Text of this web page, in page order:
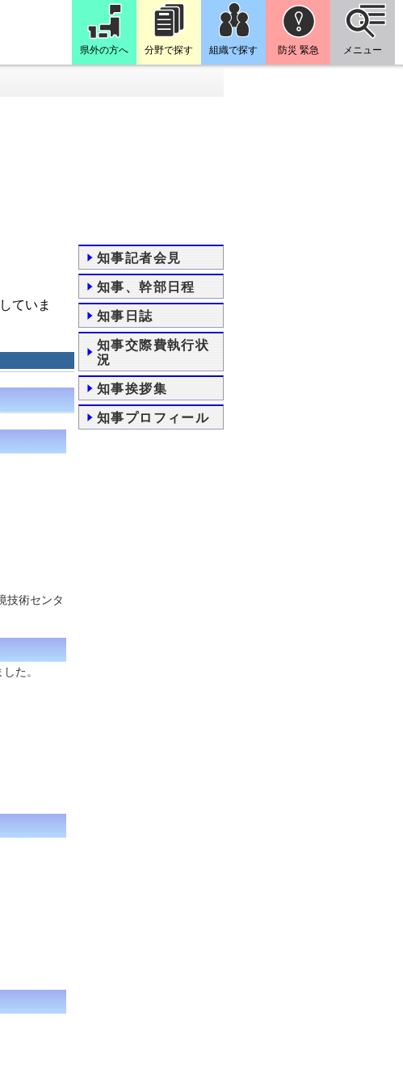
県外の方へ 分野で探す 組織で探す 防災 緊急 メニュー
ていま
技術センタ
た。
知事記者会見
知事、幹部日程
知事日誌
知事交際費執行状
況
知事挨拶集
知事プロフィール